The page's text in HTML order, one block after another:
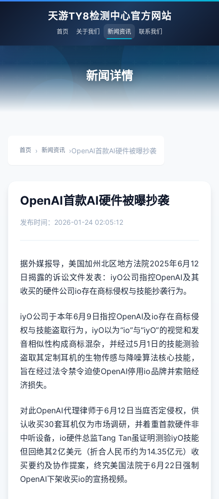
天游TY8检测中心官方网站
首页 关于我们 新闻资讯 联系我们
新闻详情
首页 › 新闻资讯 ›OpenAI首款AI硬件被曝抄袭
OpenAI首款AI硬件被曝抄袭
发布时间：2026-01-24 02:05:12
据外媒报导，美国加州北区地方法院2025年6月12
日揭露的诉讼文件发表：iyO公司指控OpenAI及其
收买的硬件公司io存在商标侵权与技能抄袭行为。
iyO公司于本年6月9日指控OpenAI及io存在商标侵
权与技能盗取行为，iyO以为“io”与“iyO”的视觉和发
音相似性构成商标混杂，并经过5月1日的技能测验
盗取其定制耳机的生物传感与降噪算法核心技能，
旨在经过法令禁令迫使OpenAI停用io品牌并索赔经
济损失。
对此OpenAI代理律师于6月12日当庭否定侵权，供
认收买30套耳机仅为市场调研，并着重首款硬件非
中听设备，io硬件总监Tang Tan虽证明测验iyO技能
但回绝其2亿美元（折合人民币约为14.35亿元）收
买要约及协作提案，终究美国法院于6月22日强制
OpenAI下架收买io的宣扬视频。